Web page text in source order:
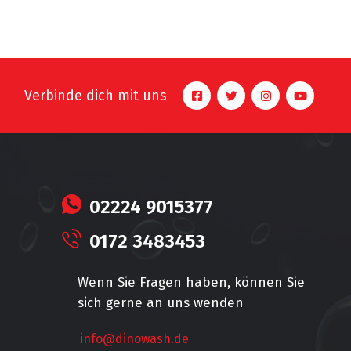
Verbinde dich mit uns
02224 9015377
0172 3483453
Wenn Sie Fragen haben, können Sie
sich gerne an uns wenden
info@dinowash.de